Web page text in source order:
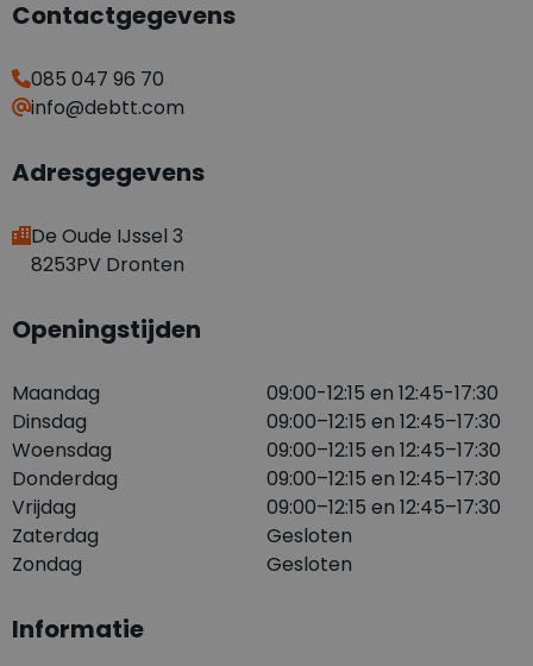
Contactgegevens
085 047 96 70
info@debtt.com
Adresgegevens
De Oude IJssel 3
8253PV Dronten
Openingstijden
Maandag
09:00-12:15 en 12:45-17:30
Dinsdag
09:00–12:15 en 12:45–17:30
Woensdag
09:00–12:15 en 12:45–17:30
Donderdag
09:00–12:15 en 12:45–17:30
Vrijdag
09:00–12:15 en 12:45–17:30
Zaterdag
Gesloten
Zondag
Gesloten
Informatie